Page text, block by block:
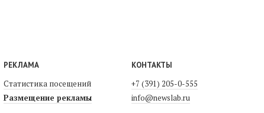
РЕКЛАМА
Статистика посещений
Размещение рекламы
КОНТАКТЫ
+7 (391) 205-0-555
info@newslab.ru